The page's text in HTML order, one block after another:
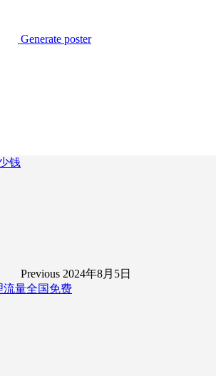
Generate poster
钱
Previous 2024年8月5日
流量全国免费